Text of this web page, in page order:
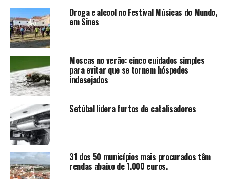
Droga e alcool no Festival Músicas do Mundo,
em Sines
Moscas no verão: cinco cuidados simples
para evitar que se tornem hóspedes
indesejados
Setúbal lidera furtos de catalisadores
31 dos 50 municípios mais procurados têm
rendas abaixo de 1.000 euros.